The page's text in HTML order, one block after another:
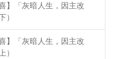
】「灰暗人生，因主改
）
】「灰暗人生，因主改
）